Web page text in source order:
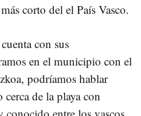
corto del el País Vasco.
con sus
en el municipio con el
podríamos hablar
de la playa con